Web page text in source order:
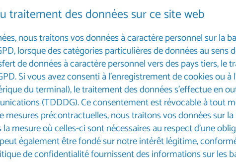
traitement des données sur ce site web
nous traitons vos données à caractère personnel sur la
lorsque des catégories particulières de données au sens
de données à caractère personnel vers des pays tiers, le
Si vous avez consenti à l’enregistrement de cookies ou
du terminal), le traitement des données s’effectue en
(TDDDG). Ce consentement est révocable à tout
précontractuelles, nous traitons vos données sur la
mesure où celles-ci sont nécessaires au respect d’une
également être fondé sur notre intérêt légitime,
de confidentialité fournissent des informations sur les